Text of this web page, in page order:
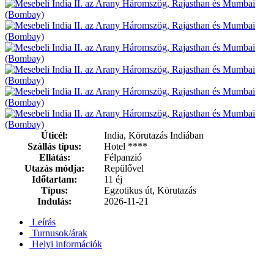
Úticél:
India, Körutazás Indiában
Szállás típus:
Hotel ****
Ellátás:
Félpanzió
Utazás módja:
Repülővel
Időtartam:
11 éj
Típus:
Egzotikus út, Körutazás
Indulás:
2026-11-21
Leírás
Turnusok/árak
Helyi információk